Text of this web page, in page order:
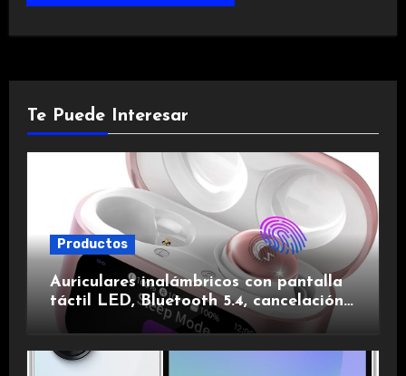
Te Puede Interesar
Productos
Auriculares inalámbricos con pantalla
táctil LED, Bluetooth 5.4, cancelación
de ruido, impermeables y de larga
duración.